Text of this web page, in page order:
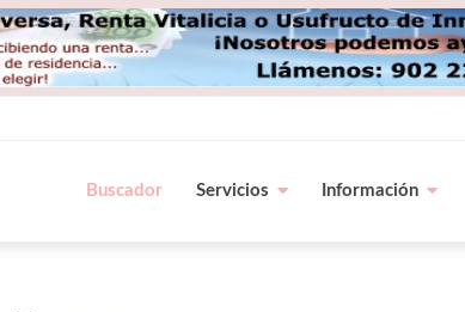
Buscador Servicios Información